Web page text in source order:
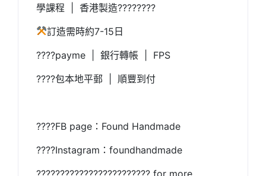
學課程 | 香港製造????????
訂造需時約7-15日
????payme | 銀行轉帳 | FPS
????包本地平郵 | 順豐到付
????FB page：Found Handmade
????Instagram：foundhandmade
???????????????????????? for more